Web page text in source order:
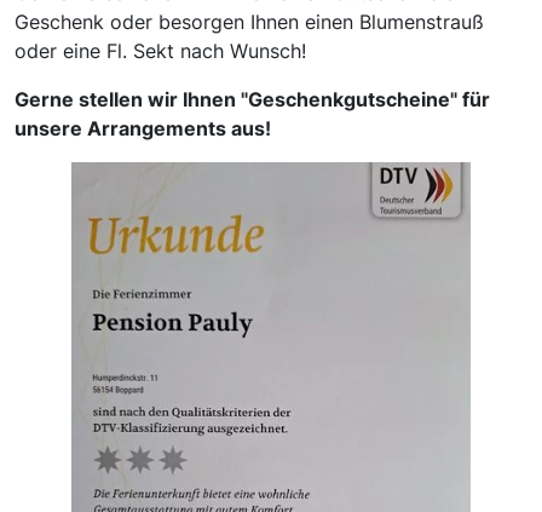
Geschenk oder besorgen Ihnen einen Blumenstrauß
oder eine Fl. Sekt nach Wunsch!
Gerne stellen wir Ihnen "Geschenkgutscheine" für
unsere Arrangements aus!